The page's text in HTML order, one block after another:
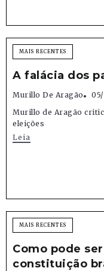
MAIS RECENTES
A falácia dos
Murillo De Aragão
Murillo de Aragão
eleições
Leia
MAIS RECENTES
Como pode
constituição